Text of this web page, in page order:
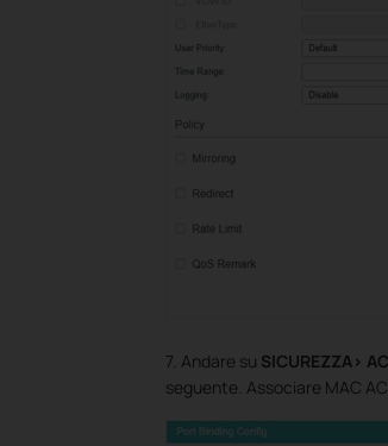
7. Andare su SICUREZZA>
seguente. Associare MAC